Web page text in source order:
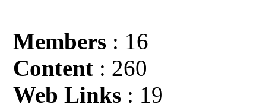
Members : 16
Content : 260
Web Links : 19